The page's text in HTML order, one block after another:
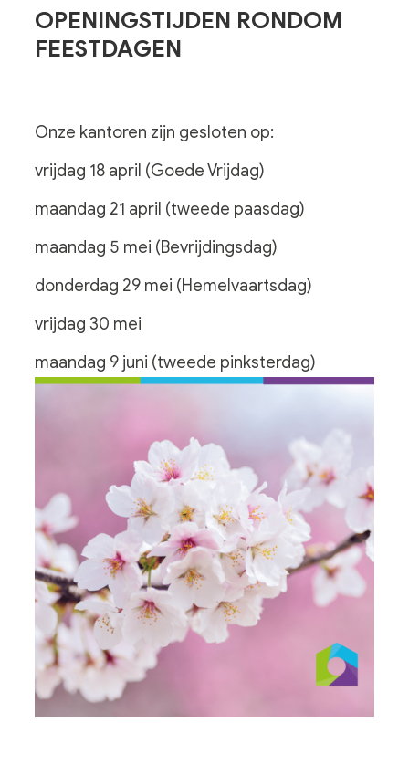
OPENINGSTIJDEN RONDOM
FEESTDAGEN
Onze kantoren zijn gesloten op:
vrijdag 18 april (Goede Vrijdag)
maandag 21 april (tweede paasdag)
maandag 5 mei (Bevrijdingsdag)
donderdag 29 mei (Hemelvaartsdag)
vrijdag 30 mei
maandag 9 juni (tweede pinksterdag)